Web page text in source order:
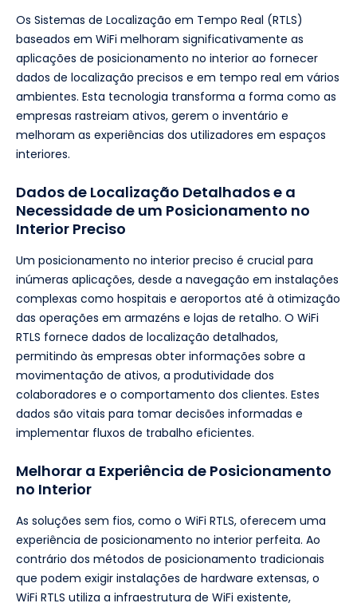
Os Sistemas de Localização em Tempo Real (RTLS)
baseados em WiFi melhoram significativamente as
aplicações de posicionamento no interior ao fornecer
dados de localização precisos e em tempo real em vários
ambientes. Esta tecnologia transforma a forma como as
empresas rastreiam ativos, gerem o inventário e
melhoram as experiências dos utilizadores em espaços
interiores.
Dados de Localização Detalhados e a
Necessidade de um Posicionamento no
Interior Preciso
Um posicionamento no interior preciso é crucial para
inúmeras aplicações, desde a navegação em instalações
complexas como hospitais e aeroportos até à otimização
das operações em armazéns e lojas de retalho. O WiFi
RTLS fornece dados de localização detalhados,
permitindo às empresas obter informações sobre a
movimentação de ativos, a produtividade dos
colaboradores e o comportamento dos clientes. Estes
dados são vitais para tomar decisões informadas e
implementar fluxos de trabalho eficientes.
Melhorar a Experiência de Posicionamento
no Interior
As soluções sem fios, como o WiFi RTLS, oferecem uma
experiência de posicionamento no interior perfeita. Ao
contrário dos métodos de posicionamento tradicionais
que podem exigir instalações de hardware extensas, o
WiFi RTLS utiliza a infraestrutura de WiFi existente,